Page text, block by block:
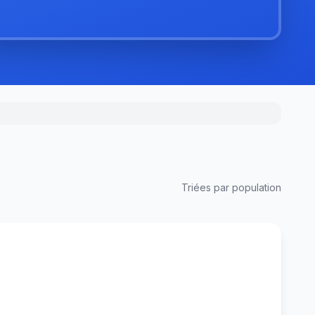
Triées par population